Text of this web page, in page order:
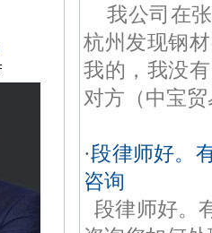
我公司在张
杭州发现钢
我的，我没
对方（中宝
·段律师好。
咨询
段律师好。